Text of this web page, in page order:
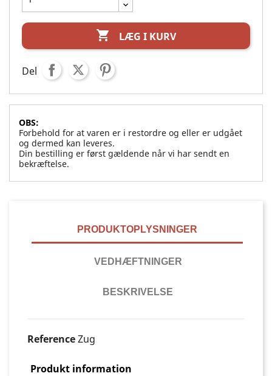
 LÆG I KURV
Del
OBS:
Forbehold for at varen er i restordre og eller er udgået
og dermed kan leveres.
Din bestilling er først gældende når vi har sendt en
bekræftelse.
PRODUKTOPLYSNINGER
VEDHÆFTNINGER
BESKRIVELSE
ReferenceZug
Produkt information